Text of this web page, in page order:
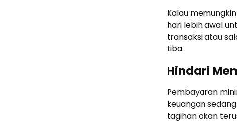
Kalau
hari lebih awal
transaksi atau
tiba.
Hindari
Pembayaran
keuangan
tagihan akan